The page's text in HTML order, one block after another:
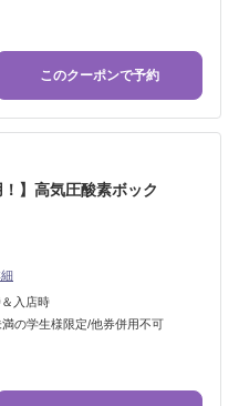
このクーポンで予約
】高気圧酸素ボック
入店時
満の学生様限定/他券併用不可